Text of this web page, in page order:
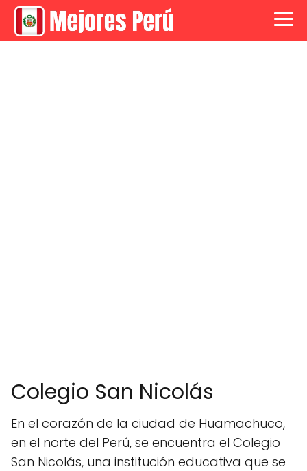
Colegio San Nicolás
En el corazón de la ciudad de Huamachuco,
en el norte del Perú, se encuentra el Colegio
San Nicolás, una institución educativa que se